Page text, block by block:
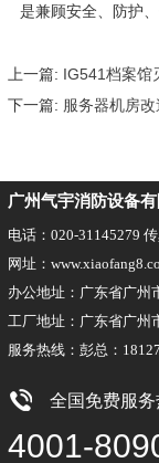
是兼顾安全、防护
上一篇: IG541档案馆
下一篇: 服务器机房
广州气宇消防设备有
电话：020-31145279
网址：
办公地址：广东省广州
工厂地址：广东省广州
服务热线：彭总：
全国免费服务
4001-